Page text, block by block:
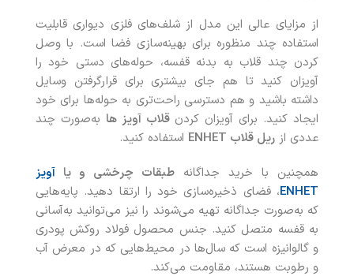
از مزایای عالی این مدل از شلف‌های فلزی دیواری قابلیت
استفاده چند منظوره برای بهینه‌سازی فضا است. با وصل
کردن چند قلاب به بدنه قفسه، حوله‌های دستی خود را
آویزان کنید تا هم جای بیشتری برای قرارگرفتن وسایل
داشته باشید و هم دسترسی راحت‌تری به حوله‌ها برای خود
ایجاد کنید. برای آویزان کردنقلاب‌ آویز ها به‌صورت چند
عددی از ریل قلاب ENHET استفاده کنید.
همچنین با خرید جداگانه طبقات چرخشی و یا آویز
ENHET، فضای ذخیره‌سازی خود را ارتقا دهید. پایه‌هایی
که به‌صورت جداگانه تهیه می‌شوند را نیز می‌توانید به‌آسانی
به قفسه متصل کنید. جنس محصول فولاد روکش پودری
و گالوانیزه است که سال‌ها در محیط‌هایی که در معرض آب
و رطوبت هستند، مقاومت می‌کند.